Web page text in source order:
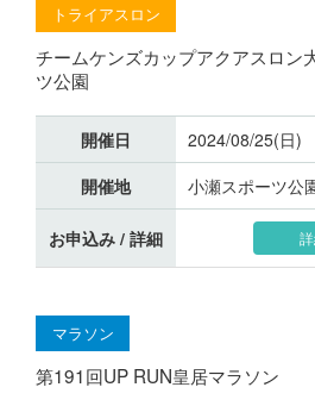
トライアスロン
チームケンズカップアクアスロン
ツ公園
開催日
2024/08/25(日)
開催地
小瀬スポーツ公
お申込み / 詳細
マラソン
第191回UP RUN皇居マラソン